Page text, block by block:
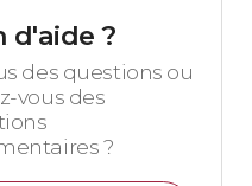
d'aide ?
des questions ou
vous des
?